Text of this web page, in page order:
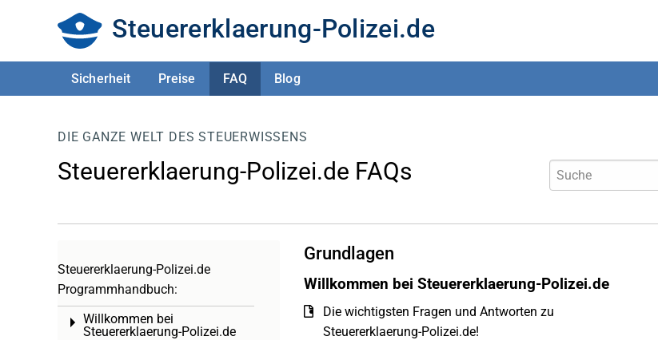
Steuererklaerung-Polizei.de
Sicherheit Preise FAQ Blog
DIE GANZE WELT DES STEUERWISSENS
Steuererklaerung-Polizei.de FAQs
Grundlagen
Willkommen bei Steuererklaerung-Polizei.de
Die wichtigsten Fragen und Antworten zu
Steuererklaerung-Polizei.de!
Steuererklaerung-Polizei.de
Programmhandbuch:
Willkommen bei
Steuererklaerung-Polizei.de
Toggle menu